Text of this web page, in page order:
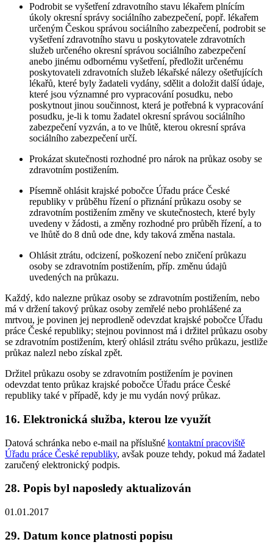
Podrobit se vyšetření zdravotního stavu lékařem plnícím
úkoly okresní správy sociálního zabezpečení, popř. lékařem
určeným Českou správou sociálního zabezpečení, podrobit se
vyšetření zdravotního stavu u poskytovatele zdravotních
služeb určeného okresní správou sociálního zabezpečení
anebo jinému odbornému vyšetření, předložit určenému
poskytovateli zdravotních služeb lékařské nálezy ošetřujících
lékařů, které byly žadateli vydány, sdělit a doložit další údaje,
které jsou významné pro vypracování posudku, nebo
poskytnout jinou součinnost, která je potřebná k vypracování
posudku, je-li k tomu žadatel okresní správou sociálního
zabezpečení vyzván, a to ve lhůtě, kterou okresní správa
sociálního zabezpečení určí.
Prokázat skutečnosti rozhodné pro nárok na průkaz osoby se
zdravotním postižením.
Písemně ohlásit krajské pobočce Úřadu práce České
republiky v průběhu řízení o přiznání průkazu osoby se
zdravotním postižením změny ve skutečnostech, které byly
uvedeny v žádosti, a změny rozhodné pro průběh řízení, a to
ve lhůtě do 8 dnů ode dne, kdy taková změna nastala.
Ohlásit ztrátu, odcizení, poškození nebo zničení průkazu
osoby se zdravotním postižením, příp. změnu údajů
uvedených na průkazu.
Každý, kdo nalezne průkaz osoby se zdravotním postižením, nebo
má v držení takový průkaz osoby zemřelé nebo prohlášené za
mrtvou, je povinen jej neprodleně odevzdat krajské pobočce Úřadu
práce České republiky; stejnou povinnost má i držitel průkazu osoby
se zdravotním postižením, který ohlásil ztrátu svého průkazu, jestliže
průkaz nalezl nebo získal zpět.
Držitel průkazu osoby se zdravotním postižením je povinen
odevzdat tento průkaz krajské pobočce Úřadu práce České
republiky také v případě, kdy je mu vydán nový průkaz.
16. Elektronická služba, kterou lze využít
Datová schránka nebo e-mail na příslušné kontaktní pracoviště
Úřadu práce České republiky, avšak pouze tehdy, pokud má žadatel
zaručený elektronický podpis.
28. Popis byl naposledy aktualizován
01.01.2017
29. Datum konce platnosti popisu